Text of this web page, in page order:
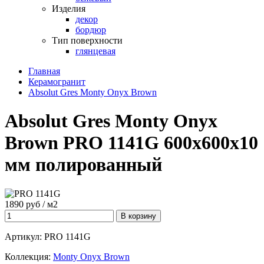
Изделия
декор
бордюр
Тип поверхности
глянцевая
Главная
Керамогранит
Absоlut Gres Monty Onyx Brown
Absоlut Gres Monty Onyx
Brown PRO 1141G 600х600х10
мм полированный
1890 руб / м2
Артикул: PRO 1141G
Коллекция: Monty Onyx Brown